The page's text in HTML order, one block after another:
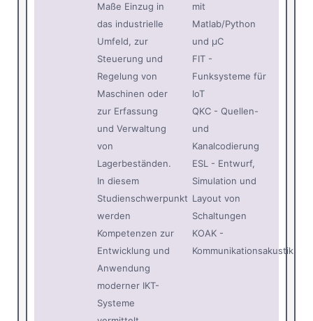
Maße Einzug in
das industrielle
Umfeld, zur
Steuerung und
Regelung von
Maschinen oder
zur Erfassung
und Verwaltung
von
Lagerbeständen.
In diesem
Studienschwerpunkt
werden
Kompetenzen zur
Entwicklung und
Anwendung
moderner IKT-
Systeme
mit
Matlab/Python
und µC
FIT -
Funksysteme für
IoT
QKC - Quellen-
und
Kanalcodierung
ESL - Entwurf,
Simulation und
Layout von
Schaltungen
KOAK -
Kommunikationsakustik